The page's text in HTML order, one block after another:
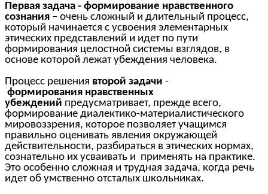
Первая задача - формирование нравственного
сознания – очень сложный и длительный процесс,
который начинается с усвоения элементарных
этических представлений и идет по пути
формирования целостной системы взглядов, в
основе которой лежат убеждения человека.
Процесс решения второй задачи -
формирования нравственных
убеждений предусматривает, прежде всего,
формирование диалектико-материалистического
мировоззрения, которое позволяет учащимся
правильно оценивать явления окружающей
действительности, разбираться в этических нормах,
сознательно их усваивать и применять на практике.
Это особенно сложная и трудная задача, когда речь
идет об умственно отсталых школьниках.